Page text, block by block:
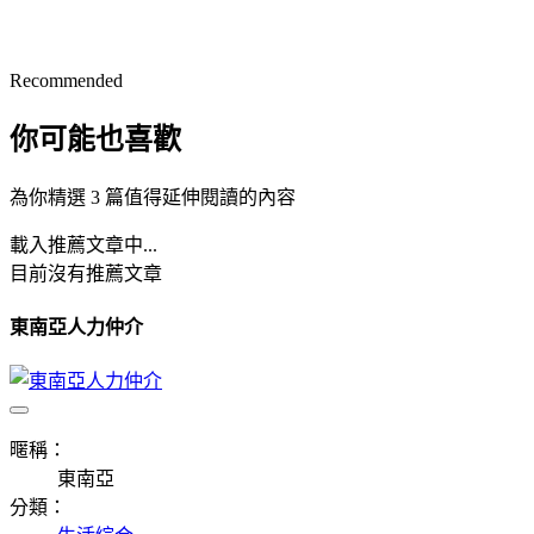
Recommended
你可能也喜歡
為你精選 3 篇值得延伸閱讀的內容
載入推薦文章中...
目前沒有推薦文章
東南亞人力仲介
暱稱：
東南亞
分類：